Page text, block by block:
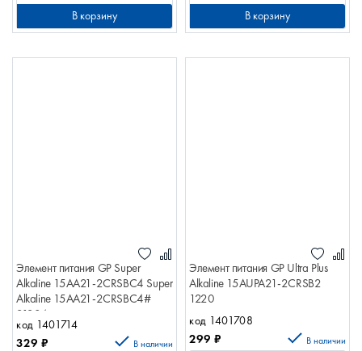
В корзину В корзину
Элемент питания GP Super
Alkaline 15AA21-2CRSBC4 Super
Alkaline 15AA21-2CRSBC4#
21384
код 1401714
329 ₽ В наличии
Элемент питания GP Ultra Plus
Alkaline 15AUPA21-2CRSB2
1220
код 1401708
299 ₽ В наличии